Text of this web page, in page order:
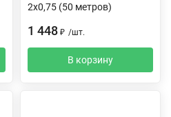
2х0,75 (50 метров)
1 448 ₽ /шт.
В корзину